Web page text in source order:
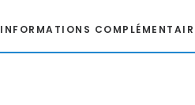
INFORMATIONS